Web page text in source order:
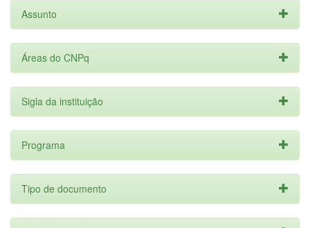
Assunto
Áreas do CNPq
Sigla da instituição
Programa
Tipo de documento